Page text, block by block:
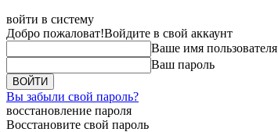
войти в систему
Добро пожаловат!Войдите в свой аккаунт
Ваше имя пользователя
Ваш пароль
Вы забыли свой пароль?
восстановление пароля
Восстановите свой пароль